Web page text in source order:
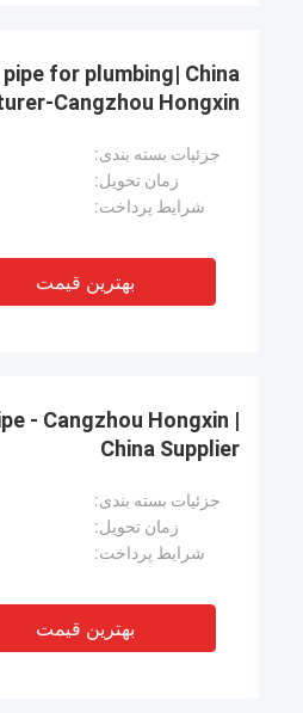
for plumbing| China
Cangzhou Hongxin
جزئیات بسته بندی:
زمان تحویل:
شرایط پرداخت:
بهترین قیمت
- Cangzhou Hongxin |
China Supplier
جزئیات بسته بندی:
زمان تحویل:
شرایط پرداخت:
بهترین قیمت